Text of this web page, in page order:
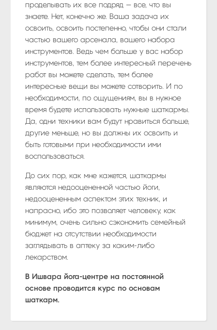
проделывать их все подряд — все, что вы
знаете. Нет, конечно же. Ваша задача их
освоить, освоить постепенно, чтобы они стали
частью вашего арсенала, вашего набора
инструментов. Ведь чем больше у вас набор
инструментов, тем более интересный перечень
работ вы можете сделать, тем более
интересные вещи вы можете сотворить. И по
необходимости, по ощущениям, вы в нужное
время будете использовать нужные шаткармы.
Да, одни техники вам будут нравиться больше,
другие меньше, но вы должны их освоить и
быть готовыми при необходимости ими
воспользоваться.
До сих пор, как мне кажется, шаткармы
являются недооцененной частью йоги,
недооцененным аспектом этих техник, и
напрасно, ибо это позволяет человеку, как
минимум, очень сильно сэкономить семейный
бюджет на отсутствии необходимости
заглядывать в аптеку за каким-либо
лекарством.
В Ишвара йога-центре на постоянной
основе проводится курс по основам
шаткарм.